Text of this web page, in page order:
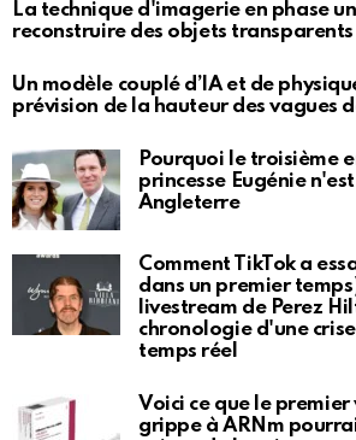
La technique d'imagerie en phase
reconstruire des objets transparents
Un modèle couplé d’IA et de
prévision de la hauteur des vagues
Pourquoi le troisième
princesse Eugénie
Angleterre
Comment TikTok a
dans un premier
livestream de Perez
chronologie d'une
temps réel
Voici ce que le premier
grippe à ARNm